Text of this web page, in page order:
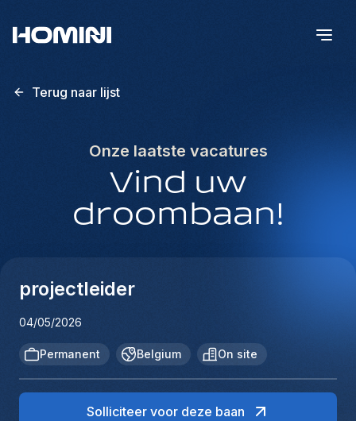
Terug naar lijst
Onze laatste vacatures
Vind uw
droombaan!
projectleider
04/05/2026
Permanent Belgium On site
Solliciteer voor deze baan